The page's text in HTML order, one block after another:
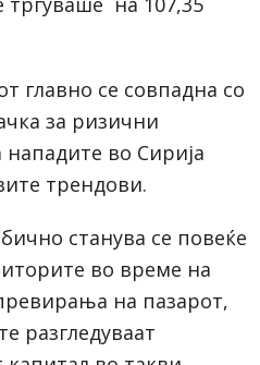
главно се совпадна со
за ризични
во Сирија
трендови.
станува се повеќе
во време на
на пазарот,
разгледуваат